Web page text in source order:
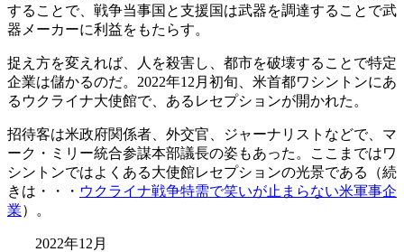
することで、戦争当事国と支援国は武器を調達することで武
器メーカーに利益をもたらす。
捉え方を変えれば、人を殺害し、都市を破壊することで特定
企業は儲かるのだ。2022年12月初旬、米首都ワシントンにあ
るウクライナ大使館で、あるレセプションが開かれた。
招待客は米政府関係者、外交官、ジャーナリストなどで、マ
ーク・ミリー統合参謀本部議長の姿もあった。ここまではワ
シントンではよくある大使館レセプションの光景である（続
きは・・・ ウクライナ戦争特需で笑いが止まらない米軍事企
業）。
2022年12月